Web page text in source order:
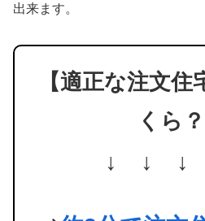
出来ます。
【適正な注文
くら？
↓ ↓ ↓